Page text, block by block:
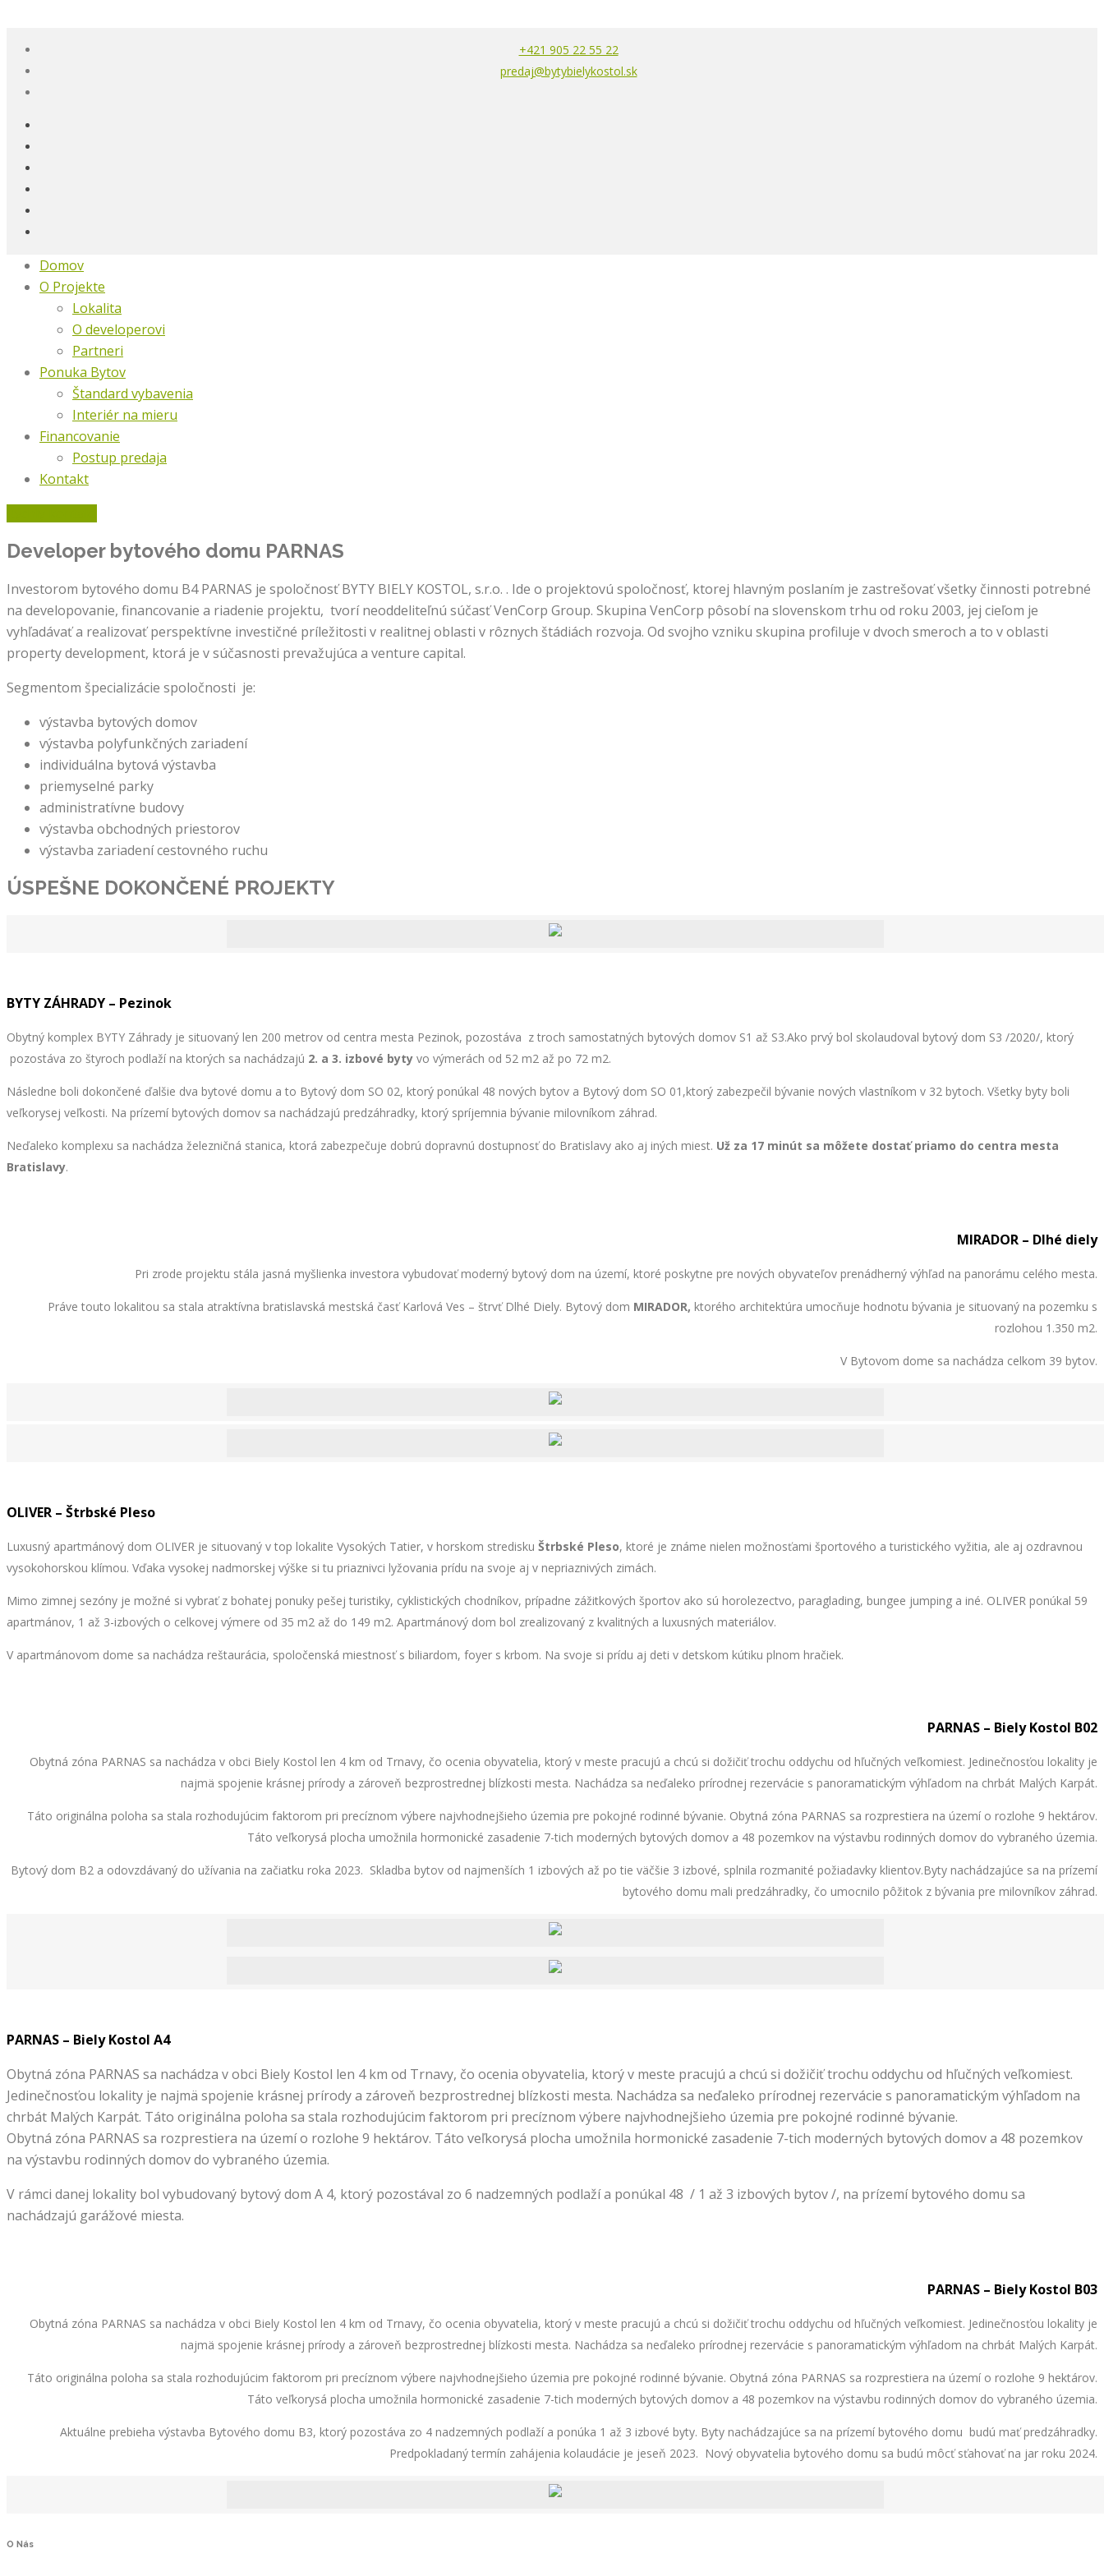
+421 905 22 55 22
predaj@bytybielykostol.sk
Domov
O Projekte
Lokalita
O developerovi
Partneri
Ponuka Bytov
Štandard vybavenia
Interiér na mieru
Financovanie
Postup predaja
Kontakt
Developer bytového domu PARNAS
Investorom bytového domu B4 PARNAS je spoločnosť BYTY BIELY KOSTOL, s.r.o. . Ide o projektovú spoločnosť, ktorej hlavným poslaním je zastrešovať všetky činnosti potrebné
na developovanie, financovanie a riadenie projektu, tvorí neoddeliteľnú súčasť VenCorp Group. Skupina VenCorp pôsobí na slovenskom trhu od roku 2003, jej cieľom je
vyhľadávať a realizovať perspektívne investičné príležitosti v realitnej oblasti v rôznych štádiách rozvoja. Od svojho vzniku skupina profiluje v dvoch smeroch a to v oblasti
property development, ktorá je v súčasnosti prevažujúca a venture capital.
Segmentom špecializácie spoločnosti je:
výstavba bytových domov
výstavba polyfunkčných zariadení
individuálna bytová výstavba
priemyselné parky
administratívne budovy
výstavba obchodných priestorov
výstavba zariadení cestovného ruchu
ÚSPEŠNE DOKONČENÉ PROJEKTY
BYTY ZÁHRADY – Pezinok
Obytný komplex BYTY Záhrady je situovaný len 200 metrov od centra mesta Pezinok, pozostáva z troch samostatných bytových domov S1 až S3.Ako prvý bol skolaudoval bytový dom S3 /2020/, ktorý
pozostáva zo štyroch podlaží na ktorých sa nachádzajú 2. a 3. izbové byty vo výmerách od 52 m2 až po 72 m2.
Následne boli dokončené ďalšie dva bytové domu a to Bytový dom SO 02, ktorý ponúkal 48 nových bytov a Bytový dom SO 01,ktorý zabezpečil bývanie nových vlastníkom v 32 bytoch. Všetky byty boli
veľkorysej veľkosti. Na prízemí bytových domov sa nachádzajú predzáhradky, ktorý spríjemnia bývanie milovníkom záhrad.
Neďaleko komplexu sa nachádza železničná stanica, ktorá zabezpečuje dobrú dopravnú dostupnosť do Bratislavy ako aj iných miest. Už za 17 minút sa môžete dostať priamo do centra mesta
Bratislavy.
MIRADOR – Dlhé diely
Pri zrode projektu stála jasná myšlienka investora vybudovať moderný bytový dom na území, ktoré poskytne pre nových obyvateľov prenádherný výhľad na panorámu celého mesta.
Práve touto lokalitou sa stala atraktívna bratislavská mestská časť Karlová Ves – štrvť Dlhé Diely. Bytový dom MIRADOR, ktorého architektúra umocňuje hodnotu bývania je situovaný na pozemku s
rozlohou 1.350 m2.
V Bytovom dome sa nachádza celkom 39 bytov.
OLIVER – Štrbské Pleso
Luxusný apartmánový dom OLIVER je situovaný v top lokalite Vysokých Tatier, v horskom stredisku Štrbské Pleso, ktoré je známe nielen možnosťami športového a turistického vyžitia, ale aj ozdravnou
vysokohorskou klímou. Vďaka vysokej nadmorskej výške si tu priaznivci lyžovania prídu na svoje aj v nepriaznivých zimách.
Mimo zimnej sezóny je možné si vybrať z bohatej ponuky pešej turistiky, cyklistických chodníkov, prípadne zážitkových športov ako sú horolezectvo, paraglading, bungee jumping a iné. OLIVER ponúkal 59
apartmánov, 1 až 3-izbových o celkovej výmere od 35 m2 až do 149 m2. Apartmánový dom bol zrealizovaný z kvalitných a luxusných materiálov.
V apartmánovom dome sa nachádza reštaurácia, spoločenská miestnosť s biliardom, foyer s krbom. Na svoje si prídu aj deti v detskom kútiku plnom hračiek.
PARNAS – Biely Kostol B02
Obytná zóna PARNAS sa nachádza v obci Biely Kostol len 4 km od Trnavy, čo ocenia obyvatelia, ktorý v meste pracujú a chcú si dožičiť trochu oddychu od hľučných veľkomiest. Jedinečnosťou lokality je
najmä spojenie krásnej prírody a zároveň bezprostrednej blízkosti mesta. Nachádza sa neďaleko prírodnej rezervácie s panoramatickým výhľadom na chrbát Malých Karpát.
Táto originálna poloha sa stala rozhodujúcim faktorom pri precíznom výbere najvhodnejšieho územia pre pokojné rodinné bývanie. Obytná zóna PARNAS sa rozprestiera na území o rozlohe 9 hektárov.
Táto veľkorysá plocha umožnila hormonické zasadenie 7-tich moderných bytových domov a 48 pozemkov na výstavbu rodinných domov do vybraného územia.
Bytový dom B2 a odovzdávaný do užívania na začiatku roka 2023. Skladba bytov od najmenších 1 izbových až po tie väčšie 3 izbové, splnila rozmanité požiadavky klientov.Byty nachádzajúce sa na prízemí
bytového domu mali predzáhradky, čo umocnilo pôžitok z bývania pre milovníkov záhrad.
PARNAS – Biely Kostol A4
Obytná zóna PARNAS sa nachádza v obci Biely Kostol len 4 km od Trnavy, čo ocenia obyvatelia, ktorý v meste pracujú a chcú si dožičiť trochu oddychu od hľučných veľkomiest.
Jedinečnosťou lokality je najmä spojenie krásnej prírody a zároveň bezprostrednej blízkosti mesta. Nachádza sa neďaleko prírodnej rezervácie s panoramatickým výhľadom na
chrbát Malých Karpát. Táto originálna poloha sa stala rozhodujúcim faktorom pri precíznom výbere najvhodnejšieho územia pre pokojné rodinné bývanie.
Obytná zóna PARNAS sa rozprestiera na území o rozlohe 9 hektárov. Táto veľkorysá plocha umožnila hormonické zasadenie 7-tich moderných bytových domov a 48 pozemkov
na výstavbu rodinných domov do vybraného územia.
V rámci danej lokality bol vybudovaný bytový dom A 4, ktorý pozostával zo 6 nadzemných podlaží a ponúkal 48 / 1 až 3 izbových bytov /, na prízemí bytového domu sa
nachádzajú garážové miesta.
PARNAS – Biely Kostol B03
Obytná zóna PARNAS sa nachádza v obci Biely Kostol len 4 km od Trnavy, čo ocenia obyvatelia, ktorý v meste pracujú a chcú si dožičiť trochu oddychu od hľučných veľkomiest. Jedinečnosťou lokality je
najmä spojenie krásnej prírody a zároveň bezprostrednej blízkosti mesta. Nachádza sa neďaleko prírodnej rezervácie s panoramatickým výhľadom na chrbát Malých Karpát.
Táto originálna poloha sa stala rozhodujúcim faktorom pri precíznom výbere najvhodnejšieho územia pre pokojné rodinné bývanie. Obytná zóna PARNAS sa rozprestiera na území o rozlohe 9 hektárov.
Táto veľkorysá plocha umožnila hormonické zasadenie 7-tich moderných bytových domov a 48 pozemkov na výstavbu rodinných domov do vybraného územia.
Aktuálne prebieha výstavba Bytového domu B3, ktorý pozostáva zo 4 nadzemných podlaží a ponúka 1 až 3 izbové byty. Byty nachádzajúce sa na prízemí bytového domu budú mať predzáhradky.
Predpokladaný termín zahájenia kolaudácie je jeseň 2023. Nový obyvatelia bytového domu sa budú môcť sťahovať na jar roku 2024.
O Nás